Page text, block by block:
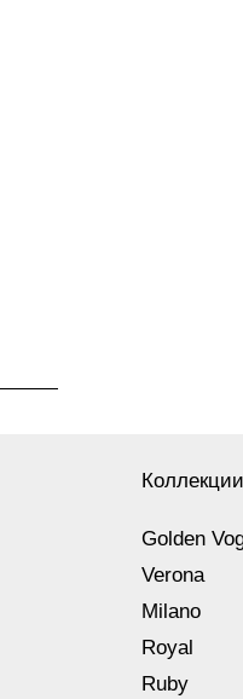
Коллекции
Golden
Verona
Milano
Royal
Ruby